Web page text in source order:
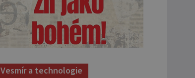
Vesmír a technologie